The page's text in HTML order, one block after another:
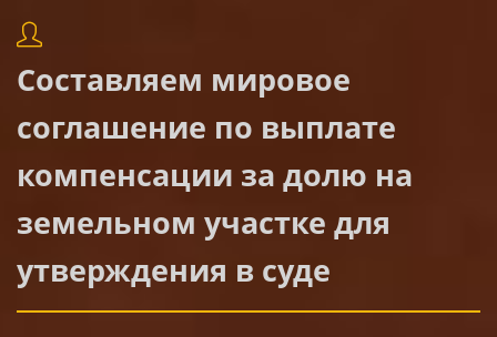
Составляем мировое
соглашение по выплате
компенсации за долю на
земельном участке для
утверждения в суде